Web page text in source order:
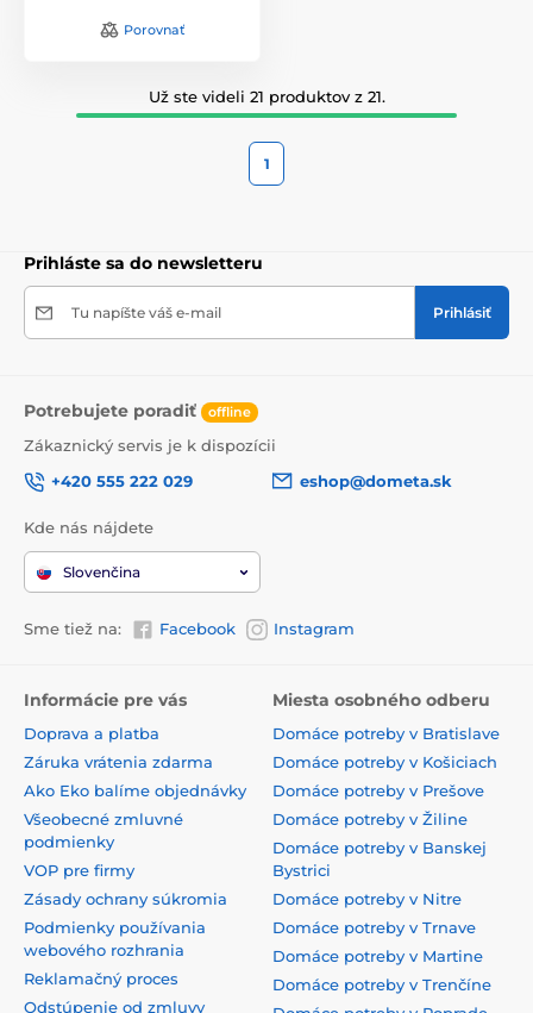
Porovnať
Už ste videli 21 produktov z 21.
1
Prihláste sa do newsletteru
Tu napíšte váš e-mail Prihlásiť
Potrebujete poradiť offline
Zákaznický servis je k dispozícii
+420 555 222 029
eshop@dometa.sk
Kde nás nájdete
Slovenčina
Sme tiež na: Facebook Instagram
Informácie pre vás
Doprava a platba
Záruka vrátenia zdarma
Ako Eko balíme objednávky
Všeobecné zmluvné
podmienky
VOP pre firmy
Zásady ochrany súkromia
Podmienky používania
webového rozhrania
Reklamačný proces
Odstúpenie od zmluvy
Miesta osobného odberu
Domáce potreby v Bratislave
Domáce potreby v Košiciach
Domáce potreby v Prešove
Domáce potreby v Žiline
Domáce potreby v Banskej
Bystrici
Domáce potreby v Nitre
Domáce potreby v Trnave
Domáce potreby v Martine
Domáce potreby v Trenčíne